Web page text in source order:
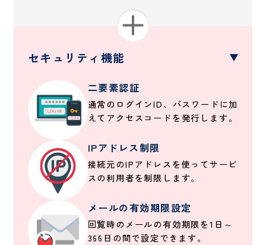
セキュリティ機能
二要素認証
通常のログインID、パスワードに加
えてアクセスコードを発行します。
IPアドレス制限
接続元のIPアドレスを使ってサービ
スの利用者を制限します。
メールの有効期限設定
回覧時のメールの有効期限を1日～
366日の間で設定できます。